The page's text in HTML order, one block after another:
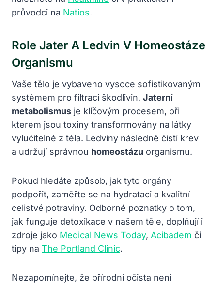
průvodci na Natios.
Role Jater A Ledvin V Homeostáze
Organismu
Vaše tělo je vybaveno vysoce sofistikovaným
systémem pro filtraci škodlivin. Jaterní
metabolismus je klíčovým procesem, při
kterém jsou toxiny transformovány na látky
vylučitelné z těla. Ledviny následně čistí krev
a udržují správnou homeostázu organismu.
Pokud hledáte způsob, jak tyto orgány
podpořit, zaměřte se na hydrataci a kvalitní
celistvé potraviny. Odborné poznatky o tom,
jak funguje detoxikace v našem těle, doplňují i
zdroje jako Medical News Today, Acibadem či
tipy na The Portland Clinic.
Nezapomínejte, že přírodní očista není